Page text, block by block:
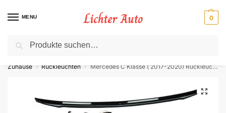
MENU 0
⚡ 10 % Rabatt für Neukunden. Code: NC10
Zuhause / Rückleuchten / Mercedes C Klasse ( 2017-2020) Rückleuchten für den Hinteren Kofferraum